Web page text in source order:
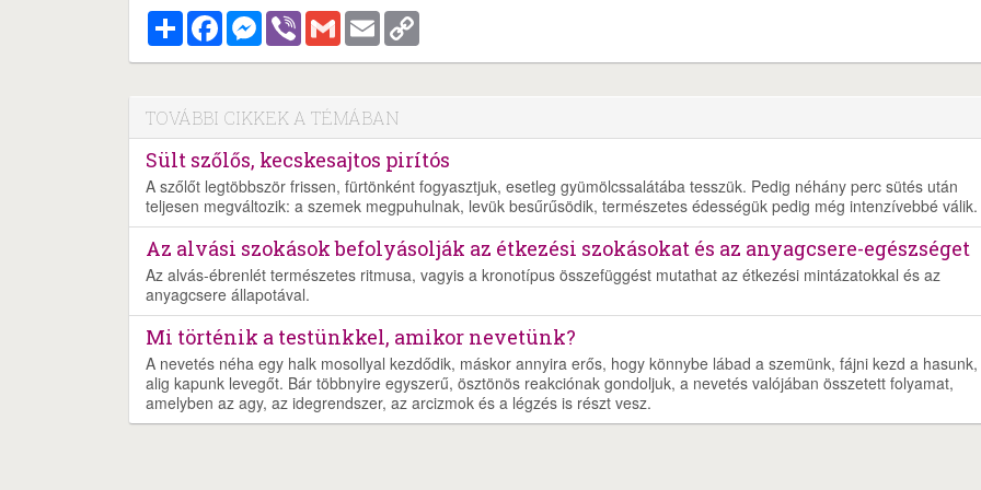
MegosztásFacebookMessenger
Viber Gmail Email
TOVÁBBI CIKKEK A TÉMÁBAN
Sült szőlős, kecskesajtos pirítós
A szőlőt legtöbbször frissen, fürtönként fogyasztjuk, esetleg gyümölcssalátába tesszük. Pedig néhány perc sütés után
teljesen megváltozik: a szemek megpuhulnak, levük besűrűsödik, természetes édességük pedig még intenzívebbé válik.
Az alvási szokások befolyásolják az étkezési szokásokat és az anyagcsere-egészséget
Az alvás-ébrenlét természetes ritmusa, vagyis a kronotípus összefüggést mutathat az étkezési mintázatokkal és az
anyagcsere állapotával.
Mi történik a testünkkel, amikor nevetünk?
A nevetés néha egy halk mosollyal kezdődik, máskor annyira erős, hogy könnybe lábad a szemünk, fájni kezd a
alig kapunk levegőt. Bár többnyire egyszerű, ösztönös reakciónak gondoljuk, a nevetés valójában összetett folyamat,
amelyben az agy, az idegrendszer, az arcizmok és a légzés is részt vesz.